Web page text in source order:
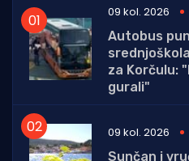
09 kol. 2026
Autobus
za Korčulu:
gurali"
09 kol. 2026
Sunčan i